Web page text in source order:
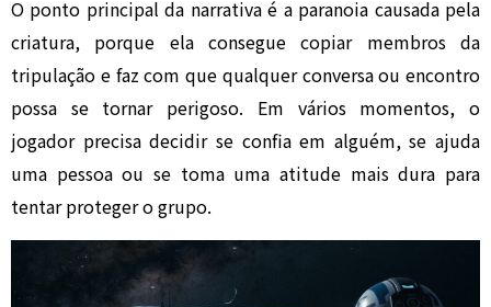
O ponto principal da narrativa é a paranoia causada pela
criatura, porque ela consegue copiar membros da
tripulação e faz com que qualquer conversa ou encontro
possa se tornar perigoso. Em vários momentos, o
jogador precisa decidir se confia em alguém, se ajuda
uma pessoa ou se toma uma atitude mais dura para
tentar proteger o grupo.